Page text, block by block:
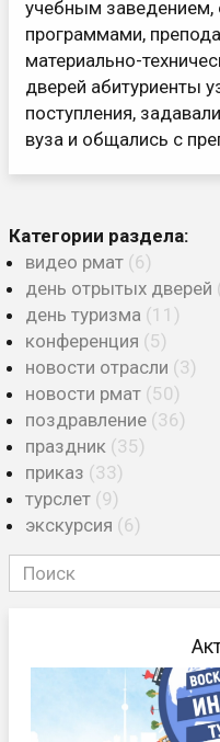
учебным заведением,
программами,
материально-
дверей абитуриенты
поступления,
вуза и общались с
Категории раздела:
видео рмат (6)
день отрытых дверей
день туризма (11)
конференция (5)
новости отрасли (3)
новости рмат (50)
поздравление (36)
праздник (35)
приказ (33)
турслет (9)
экскурсия (6)